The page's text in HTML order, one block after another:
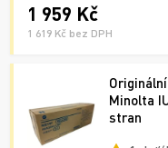
1 959 Kč
1 619 Kč bez DPH
Minolta
stran